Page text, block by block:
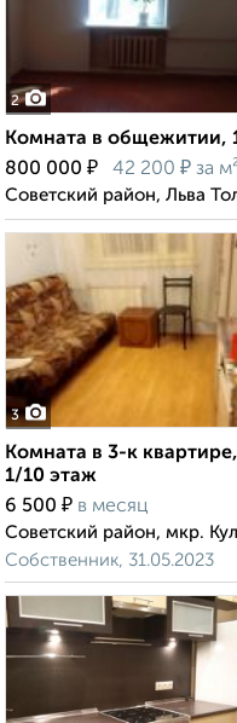
2
Комната в общежитии,
800 000 ₽ 42 200 ₽ за
Советский район, Льва
3
Комната в 3-к
1/10 этаж
6 500 ₽ в месяц
Советский район, мкр.
Собственник, 31.05.2023